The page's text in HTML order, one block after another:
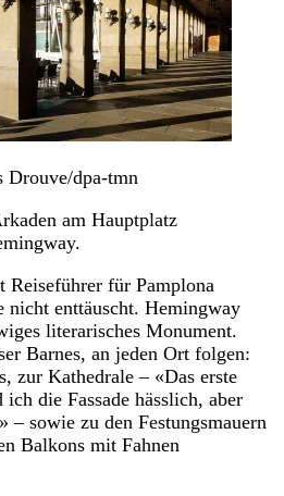
Drouve/dpa-tmn
am Hauptplatz
Reiseführer für Pamplona
nicht enttäuscht. Hemingway
literarisches Monument.
Barnes, an jeden Ort folgen:
zur Kathedrale – «Das erste
die Fassade hässlich, aber
– sowie zu den Festungsmauern
Balkons mit Fahnen